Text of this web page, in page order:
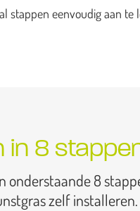
stappen eenvoudig aan
in 8
onderstaande 8
zelf installeren.